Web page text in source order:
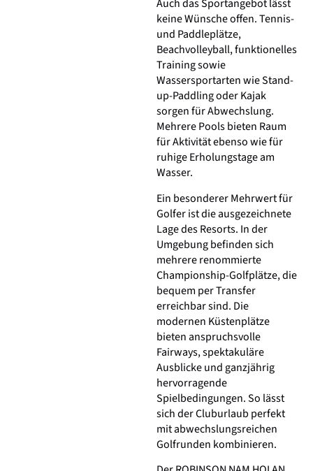
Auch das Sportangebot lässt
keine Wünsche offen. Tennis-
und Paddleplätze,
Beachvolleyball, funktionelles
Training sowie
Wassersportarten wie Stand-
up-Paddling oder Kajak
sorgen für Abwechslung.
Mehrere Pools bieten Raum
für Aktivität ebenso wie für
ruhige Erholungstage am
Wasser.
Ein besonderer Mehrwert für
Golfer ist die ausgezeichnete
Lage des Resorts. In der
Umgebung befinden sich
mehrere renommierte
Championship-Golfplätze, die
bequem per Transfer
erreichbar sind. Die
modernen Küstenplätze
bieten anspruchsvolle
Fairways, spektakuläre
Ausblicke und ganzjährig
hervorragende
Spielbedingungen. So lässt
sich der Cluburlaub perfekt
mit abwechslungsreichen
Golfrunden kombinieren.